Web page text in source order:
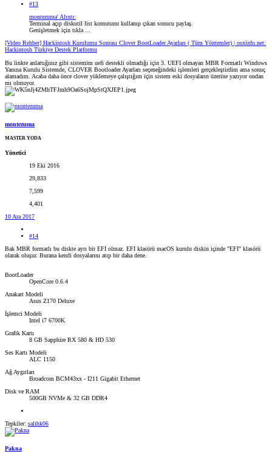
#13
montezuma' Alıntı:
Terminal açıp diskutil list komutunu kullanıp çıkan sonucu paylaş.
Genişletmek için tıkla ...
[Video Rehber] Hackintosh Kurulumu Sonrası Clover BootLoader Ayarları ( Tüm Yöntemler) | osxinfo.net:
Hackintosh Türkiye Destek Platformu
Bu linkte anlattığınız gibi sistemim uefi destekli olmadığı için 3. UEFI olmayan MBR Formatlı Windows
Yanına Kurulu Sistemde, CLOVER Bootloader Ayarları seçeneğindeki işlemleri gerçekleştirdim ama sonuç
alamadım. Acaba daha önce clover yüklemeye çalıştığım için sistem eski dosyaların üzerine yazıyor ondan
mı olmuyor.
montezuma
MASTER YODA
Yönetici
19 Eki 2016
29,833
7,599
4,401
10 Ara 2017
#14
Bak MBR formatlı bu diskte ayrı bir EFI olmaz. EFI klasörü macOS kurulu diskin içinde "EFI" klasörü
olarak oluşur. Burana kendi dosyalarını atıp bir daha dene.
BootLoader
OpenCore 0.6.4
Anakart Modeli
Asus Z170 Deluxe
İşlemci Modeli
Intel i7 6700K
Grafik Kartı
8 GB Sapphire RX 580 & HD 530
Ses Kartı Modeli
ALC 1150
Ağ Aygıtları
Broadcom BCM43xx - I211 Gigabit Ethernet
Disk ve RAM
500GB NVMe & 32 GB DDR4
Tepkiler: salihk06
Pakna